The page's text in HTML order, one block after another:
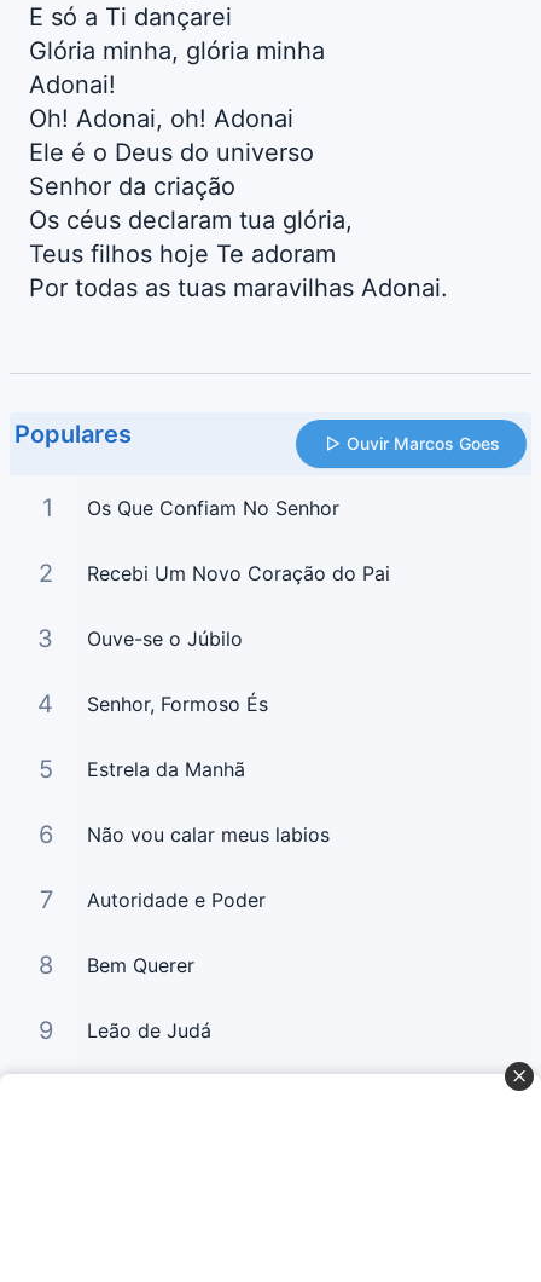
E só a Ti dançarei
Glória minha, glória minha
Adonai!
Oh! Adonai, oh! Adonai
Ele é o Deus do universo
Senhor da criação
Os céus declaram tua glória,
Teus filhos hoje Te adoram
Por todas as tuas maravilhas Adonai.
Populares Ouvir Marcos Goes
1 Os Que Confiam No Senhor
2 Recebi Um Novo Coração do Pai
3 Ouve-se o Júbilo
4 Senhor, Formoso És
5 Estrela da Manhã
6 Não vou calar meus labios
7 Autoridade e Poder
8 Bem Querer
9 Leão de Judá